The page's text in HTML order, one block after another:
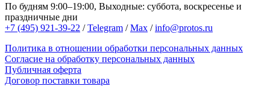
По будням 9:00–19:00, Выходные: суббота, воскресенье и
праздничные дни
+7 (495) 921-39-22 /Telegram /Max /info@protos.ru
Политика в отношении обработки персональных данных
Согласие на обработку персональных данных
Публичная оферта
Договор поставки товара